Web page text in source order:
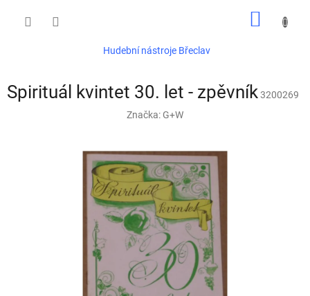
Hudební nástroje Břeclav
Spirituál kvintet 30. let - zpěvník3200269
Značka: G+W